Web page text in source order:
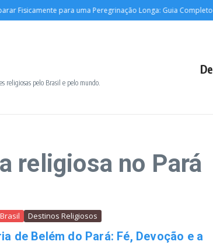
Fisicamente para uma Peregrinação Longa: Guia Completo
religiosas pelo Brasil e pelo mundo.
religiosa no Pará
Brasil Destinos Religiosos
de Belém do Pará: Fé, Devoção e a